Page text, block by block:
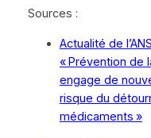
Sources :
Actualité de
« Prévention de
engage de
risque du
médicaments »